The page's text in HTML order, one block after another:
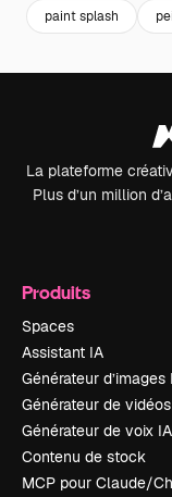
paint splash
La plateforme
Plus d’un million
Produits
Spaces
Assistant IA
Générateur d’images
Générateur de
Générateur de voix IA
Contenu de stock
MCP pour Claude/